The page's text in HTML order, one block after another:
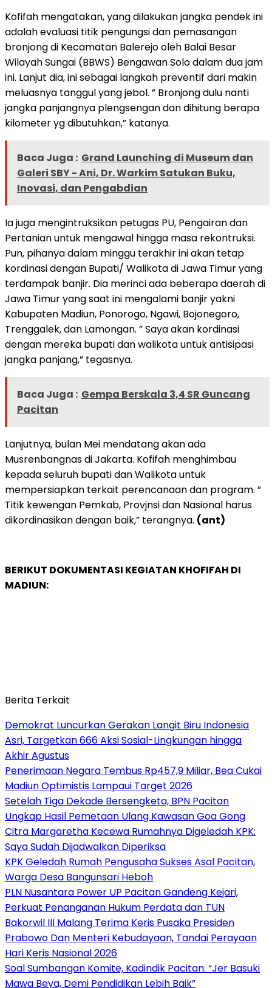
Kofifah mengatakan, yang dilakukan jangka pendek ini
adalah evaluasi titik pengungsi dan pemasangan
bronjong di Kecamatan Balerejo oleh Balai Besar
Wilayah Sungai (BBWS) Bengawan Solo dalam dua jam
ini. Lanjut dia, ini sebagai langkah preventif dari makin
meluasnya tanggul yang jebol. ” Bronjong dulu nanti
jangka panjangnya plengsengan dan dihitung berapa
kilometer yg dibutuhkan,” katanya.
Baca Juga : Grand Launching di Museum dan
Galeri SBY - Ani, Dr. Warkim Satukan Buku,
Inovasi, dan Pengabdian
Ia juga mengintruksikan petugas PU, Pengairan dan
Pertanian untuk mengawal hingga masa rekontruksi.
Pun, pihanya dalam minggu terakhir ini akan tetap
kordinasi dengan Bupati/ Walikota di Jawa Timur yang
terdampak banjir. Dia merinci ada beberapa daerah di
Jawa Timur yang saat ini mengalami banjir yakni
Kabupaten Madiun, Ponorogo, Ngawi, Bojonegoro,
Trenggalek, dan Lamongan. ” Saya akan kordinasi
dengan mereka bupati dan walikota untuk antisipasi
jangka panjang,” tegasnya.
Baca Juga : Gempa Berskala 3,4 SR Guncang
Pacitan
Lanjutnya, bulan Mei mendatang akan ada
Musrenbangnas di Jakarta. Kofifah menghimbau
kepada seluruh bupati dan Walikota untuk
mempersiapkan terkait perencanaan dan program. ”
Titik kewengan Pemkab, Provjnsi dan Nasional harus
dikordinasikan dengan baik,” terangnya. (ant)
BERIKUT DOKUMENTASI KEGIATAN KHOFIFAH DI
MADIUN:
Berita Terkait
Demokrat Luncurkan Gerakan Langit Biru Indonesia
Asri, Targetkan 666 Aksi Sosial-Lingkungan hingga
Akhir Agustus
Penerimaan Negara Tembus Rp457,9 Miliar, Bea Cukai
Madiun Optimistis Lampaui Target 2026
Setelah Tiga Dekade Bersengketa, BPN Pacitan
Ungkap Hasil Pemetaan Ulang Kawasan Goa Gong
Citra Margaretha Kecewa Rumahnya Digeledah KPK:
Saya Sudah Dijadwalkan Diperiksa
KPK Geledah Rumah Pengusaha Sukses Asal Pacitan,
Warga Desa Bangunsari Heboh
PLN Nusantara Power UP Pacitan Gandeng Kejari,
Perkuat Penanganan Hukum Perdata dan TUN
Bakorwil III Malang Terima Keris Pusaka Presiden
Prabowo Dan Menteri Kebudayaan, Tandai Perayaan
Hari Keris Nasional 2026
Soal Sumbangan Komite, Kadindik Pacitan: “Jer Basuki
Mawa Beya, Demi Pendidikan Lebih Baik”